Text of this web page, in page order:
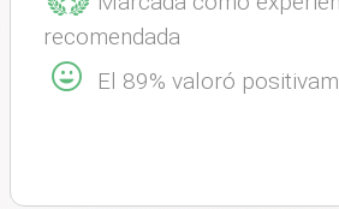
recomendada
El 89% valoró